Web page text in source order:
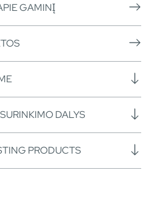
GAMINĮ
DALYS
PRODUCTS